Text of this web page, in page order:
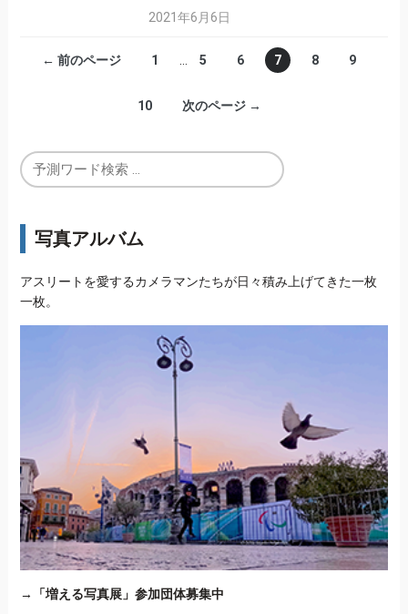
2021年6月6日
← 前のページ 1 5 6 7 8 9
10 次のページ →
写真アルバム
アスリートを愛するカメラマンたちが日々積み上げてきた一枚
一枚。
→ 「増える写真展」参加団体募集中